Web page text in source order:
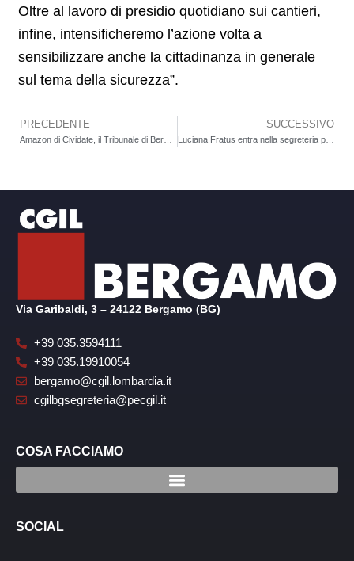
Oltre al lavoro di presidio quotidiano sui cantieri,
infine, intensificheremo l’azione volta a
sensibilizzare anche la cittadinanza in generale
sul tema della sicurezza”.
Precedente
PRECEDENTE SUCCESSIVO
Luciana Fratus entra nella segreteria provinciale FLAI-CGIL, il sindacato di agricoli e alimentaristi
Via Garibaldi, 3 – 24122 Bergamo (BG)
+39 035.3594111
+39 035.19910054
bergamo@cgil.lombardia.it
cgilbgsegreteria@pecgil.it
COSA FACCIAMO
SOCIAL